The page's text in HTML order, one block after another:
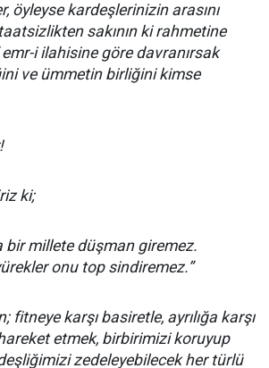
öyleyse kardeşlerinizin arasını
sakının ki rahmetine
emr-i ilahisine göre davranırsak
ve ümmetin birliğini kimse
ki;
bir millete düşman giremez.
onu top sindiremez.”
fitneye karşı basiretle, ayrılığa karşı
etmek, birbirimizi koruyup
zedeleyebilecek her türlü